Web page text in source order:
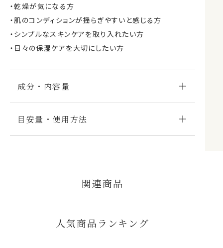
・乾燥が気になる方
・肌のコンディションが揺らぎやすいと感じる方
・シンプルなスキンケアを取り入れたい方
・日々の保湿ケアを大切にしたい方
成分・内容量
目安量・使用方法
関連商品
人気商品ランキング